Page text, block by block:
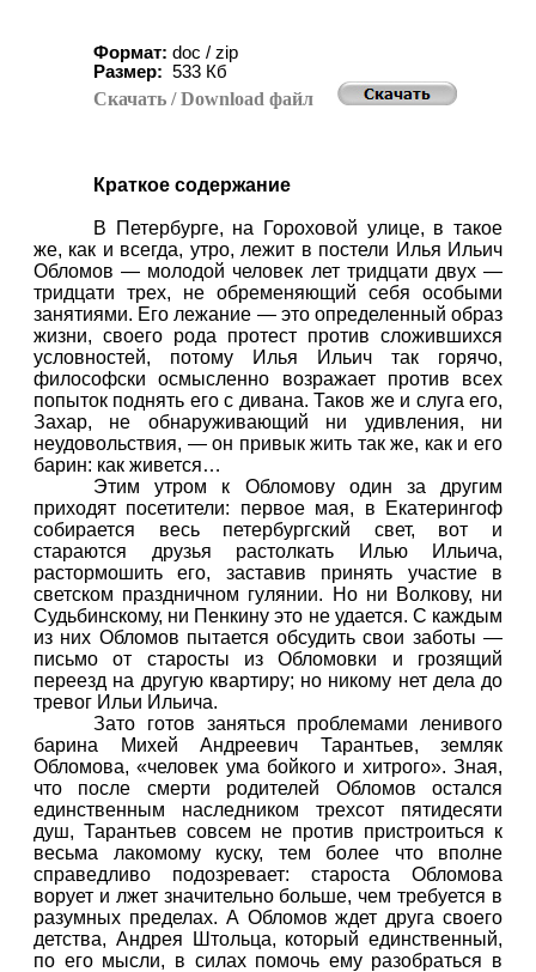
Формат: doc / zip
Размер: 533 Кб
Скачать / Download файл
Краткое содержание
В Петербурге, на Гороховой улице, в такое
же, как и всегда, утро, лежит в постели Илья Ильич
Обломов — молодой человек лет тридцати двух —
тридцати трех, не обременяющий себя особыми
занятиями. Его лежание — это определенный образ
жизни, своего рода протест против сложившихся
условностей, потому Илья Ильич так горячо,
философски осмысленно возражает против всех
попыток поднять его с дивана. Таков же и слуга его,
Захар, не обнаруживающий ни удивления, ни
неудовольствия, — он привык жить так же, как и его
барин: как живется…
Этим утром к Обломову один за другим
приходят посетители: первое мая, в Екатерингоф
собирается весь петербургский свет, вот и
стараются друзья растолкать Илью Ильича,
растормошить его, заставив принять участие в
светском праздничном гулянии. Но ни Волкову, ни
Судьбинскому, ни Пенкину это не удается. С каждым
из них Обломов пытается обсудить свои заботы —
письмо от старосты из Обломовки и грозящий
переезд на другую квартиру; но никому нет дела до
тревог Ильи Ильича.
Зато готов заняться проблемами ленивого
барина Михей Андреевич Тарантьев, земляк
Обломова, «человек ума бойкого и хитрого». Зная,
что после смерти родителей Обломов остался
единственным наследником трехсот пятидесяти
душ, Тарантьев совсем не против пристроиться к
весьма лакомому куску, тем более что вполне
справедливо подозревает: староста Обломова
ворует и лжет значительно больше, чем требуется в
разумных пределах. А Обломов ждет друга своего
детства, Андрея Штольца, который единственный,
по его мысли, в силах помочь ему разобраться в